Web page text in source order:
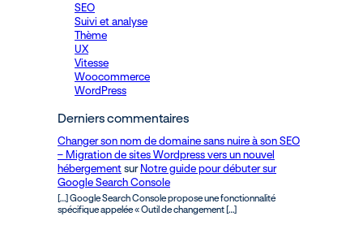
SEO
Suivi et analyse
Thème
UX
Vitesse
Woocommerce
WordPress
Derniers commentaires
Changer son nom de domaine sans nuire à son SEO
– Migration de sites Wordpress vers un nouvel
hébergement sur Notre guide pour débuter sur
Google Search Console
[…] Google Search Console propose une fonctionnalité
spécifique appelée « Outil de changement […]